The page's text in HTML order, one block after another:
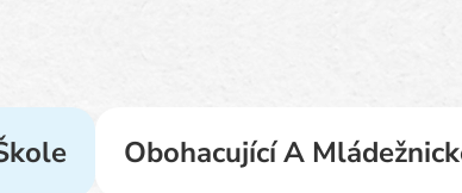
Obohacující A